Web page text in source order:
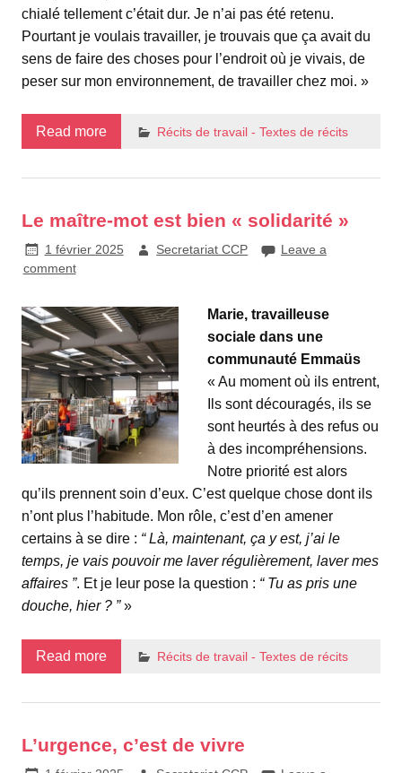
chialé tellement c’était dur. Je n’ai pas été retenu.
Pourtant je voulais travailler, je trouvais que ça avait du
sens de faire des choses pour l’endroit où je vivais, de
peser sur mon environnement, de travailler chez moi. »
Read more Récits de travail - Textes de récits
Le maître-mot est bien « solidarité »
1 février 2025 Secretariat CCP
Leave a
comment
Marie, travailleuse
sociale dans une
communauté Emmaüs
« Au moment où ils entrent,
Ils sont découragés, ils se
sont heurtés à des refus ou
à des incompréhensions.
Notre priorité est alors
qu’ils prennent soin d’eux. C’est quelque chose dont ils
n’ont plus l’habitude. Mon rôle, c’est d’en amener
certains à se dire : “ Là, maintenant, ça y est, j’ai le
temps, je vais pouvoir me laver régulièrement, laver mes
affaires ”. Et je leur pose la question : “ Tu as pris une
douche, hier ? ”»
Read more Récits de travail - Textes de récits
L’urgence, c’est de vivre